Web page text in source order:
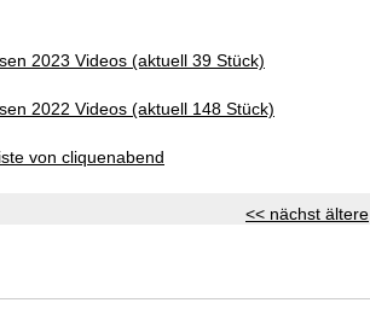
2023 Videos (aktuell 39 Stück)
2022 Videos (aktuell 148 Stück)
von cliquenabend
<< nächst ältere